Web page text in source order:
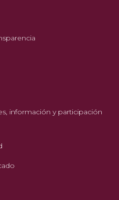
información y participación